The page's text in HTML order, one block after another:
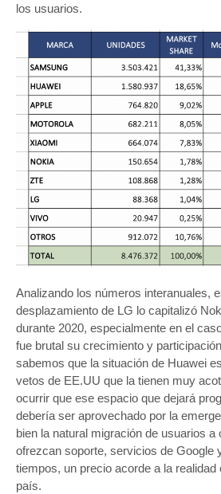
los usuarios.
Analizando los números interanuales,
desplazamiento de LG lo capitalizó
durante 2020, especialmente en el
fue brutal su crecimiento y
sabemos que la situación de Huawei
vetos de EE.UU que la tienen muy
ocurrir que ese espacio que dejará
debería ser aprovechado por la
bien la natural migración de usuarios
ofrezcan soporte, servicios de Google
tiempos, un precio acorde a la
país.